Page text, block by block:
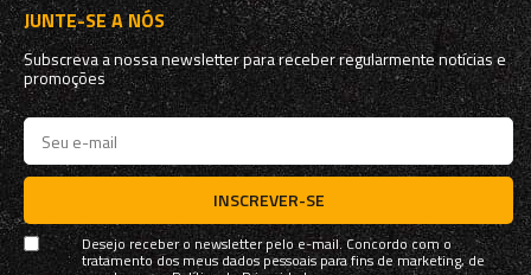
JUNTE-SE A NÓS
Subscreva a nossa newsletter para receber regularmente notícias e
promoções
INSCREVER-SE
Desejo receber o newsletter pelo e-mail. Concordo com o
tratamento dos meus dados pessoais para fins de marketing, de